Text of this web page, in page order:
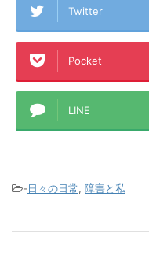
Twitter
Pocket
LINE
-日々の日常, 障害と私